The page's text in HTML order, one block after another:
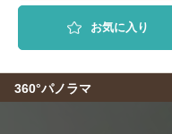
お気に入り
360°パノラマ